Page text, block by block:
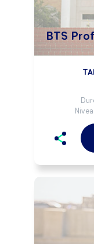
BTS